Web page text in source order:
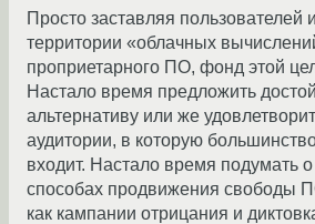
Просто заставляя пользователей
территории «облачных
проприетарного ПО, фонд этой
Настало время предложить
альтернативу или же
аудитории, в которую
входит. Настало время подумать
способах продвижения свободы
как кампании отрицания и